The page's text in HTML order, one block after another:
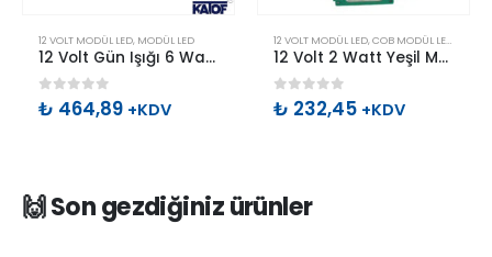
12 VOLT MODÜL LED, MODÜL LED
12 Volt Gün Işığı 6 Watt 6’lı Yüksek Lensli Modül Led (10 Adet)
0 out of 5
₺ 464,89 +KDV
12 VOLT MODÜL LED,COB MODÜL LED
12 Volt 2 Watt Yeşil Mercekli Cob Modül Led
0 out of 5
₺ 232,45 +KDV
🙌 Son gezdiğiniz ürünler